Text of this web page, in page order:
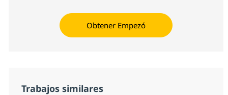
Obtener Empezó
Trabajos similares